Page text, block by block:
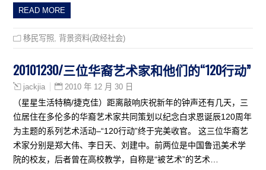
READ MORE
移民写照 背景资料(政经社会)
20101230/三位华裔艺术家和他们的“120行动”
jackjia 2010 年 12 月 30 日
（星星生活特稿/捷克佳）距离敲响庆祝新年的钟声还有几天，三
位居住在多伦多的华裔艺术家共同策划以纪念白求恩诞辰120周年
为主题的系列艺术活动–“120行动”终于完美收官。 这三位华裔艺
术家分别是郑大伟、李日天、刘建中。前两位是中国鲁迅美术学
院的校友，后者曾在高校教学，自称是“被艺术”的艺术…